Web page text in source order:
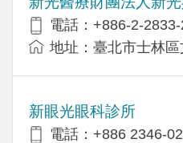
電話：+886-2-
地址：臺北市士林
新眼光眼科診所
電話：+886 2346-